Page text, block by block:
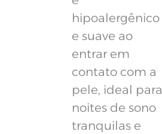
hipoalergênico
e suave ao
entrar em
contato com a
pele, ideal para
noites de sono
tranquilas e